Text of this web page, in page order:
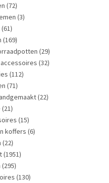
(72)
(3)
(61)
(169)
(29)
(32)
(112)
(71)
(22)
(21)
(15)
koffers (6)
(22)
(1951)
(295)
(130)